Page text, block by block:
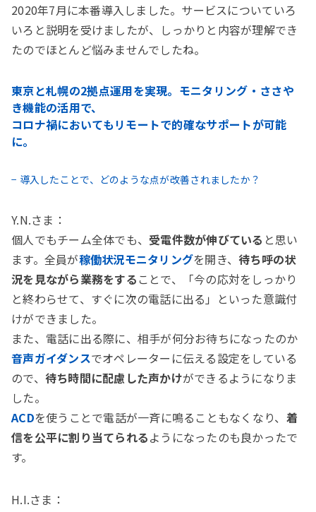
2020年7月に本番導入しました。サービスについていろ
いろと説明を受けましたが、しっかりと内容が理解でき
たのでほとんど悩みませんでしたね。
東京と札幌の2拠点運用を実現。モニタリング・ささや
き機能の活用で、
コロナ禍においてもリモートで的確なサポートが可能
に。
− 導入したことで、どのような点が改善されましたか？
Y.N.さま：
個人でもチーム全体でも、 受電件数が伸びている と思い
ます。全員が稼働状況モニタリングを開き、 待ち呼の状
況を見ながら業務をする ことで、「今の応対をしっかり
と終わらせて、すぐに次の電話に出る」といった意識付
けができました。
また、電話に出る際に、相手が何分お待ちになったのか
音声ガイダンスでオペレーターに伝える設定をしている
ので、 待ち時間に配慮した声かけができるようになりま
した。
ACDを使うことで電話が一斉に鳴ることもなくなり、 着
信を公平に割り当てられるようになったのも良かったで
す。
H.I.さま：